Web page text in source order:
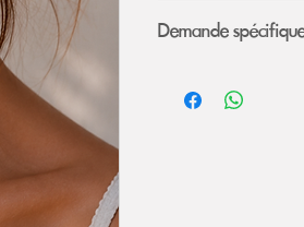
Demande
mon article ou le